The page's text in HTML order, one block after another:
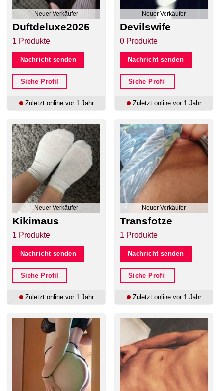
Neuer Verkäufer
Duftdeluxe2025
1 Produkte
Nachricht senden
Siehe Profil
Zuletzt online vor 1 Jahr
Neuer Verkäufer
Devilswife
0 Produkte
Nachricht senden
Siehe Profil
Zuletzt online vor 1 Jahr
Neuer Verkäufer
Kikimaus
1 Produkte
Nachricht senden
Siehe Profil
Zuletzt online vor 1 Jahr
Neuer Verkäufer
Transfotze
1 Produkte
Nachricht senden
Siehe Profil
Zuletzt online vor 1 Jahr